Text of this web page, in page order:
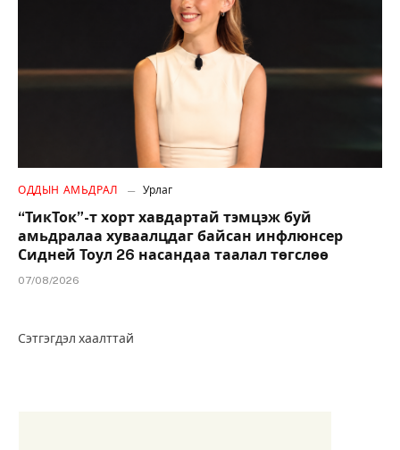
ОДДЫН АМЬДРАЛ Урлаг
“ТикТок”-т хорт хавдартай тэмцэж буй
амьдралаа хуваалцдаг байсан инфлюнсер
Сидней Тоул 26 насандаа таалал төгслөө
07/08/2026
Сэтгэгдэл хаалттай